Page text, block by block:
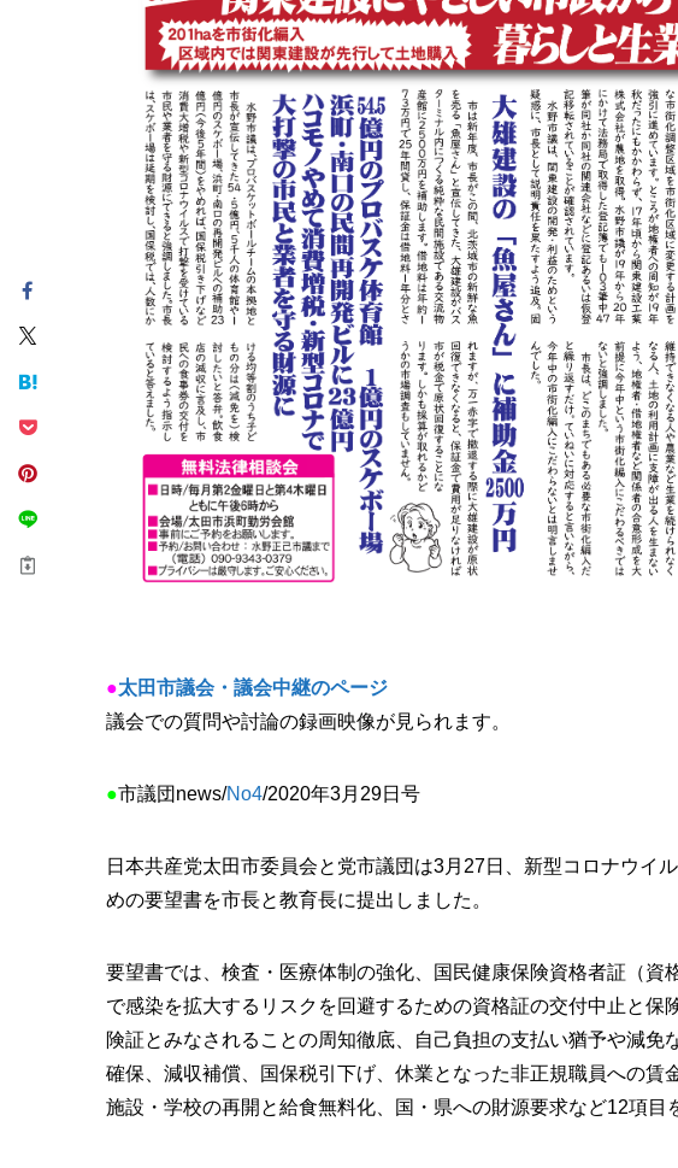
●太田市議会・議会中継のページ
議会での質問や討論の録画映像が見られます。
●市議団news/No4/2020年3月29日号
日本共産党太田市委員会と党市議団は3月27日、新型コロナウイ
めの要望書を市長と教育長に提出しました。
要望書では、検査・医療体制の強化、国民健康保険資格者証（資
で感染を拡大するリスクを回避するための資格証の交付中止と保
険証とみなされることの周知徹底、自己負担の支払い猶予や減
確保、減収補償、国保税引下げ、休業となった非正規職員への賃
施設・学校の再開と給食無料化、国・県への財源要求など12項目